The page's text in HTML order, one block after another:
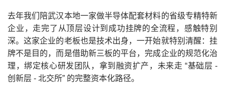
去年我们陪武汉本地一家做半导体配套材料的省级专精特新
企业，走完了从顶层设计到成功挂牌的全流程，感触特别
深。这家企业的老板也是技术出身，一开始就特别清醒：挂
牌不是目的，而是借助新三板的平台，完成企业的规范化治
理，绑定核心研发团队，拿到融资扩产，未来走 “基础层 -
创新层 - 北交所” 的完整资本化路径。